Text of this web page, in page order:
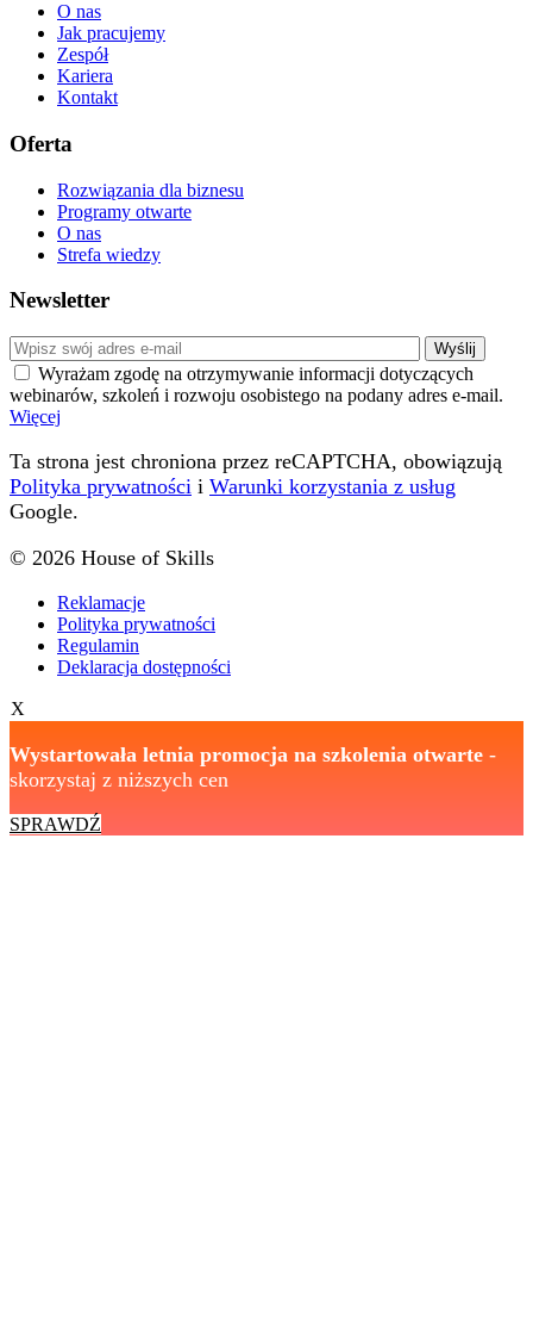
O nas
Jak pracujemy
Zespół
Kariera
Kontakt
Oferta
Rozwiązania dla biznesu
Programy otwarte
O nas
Strefa wiedzy
Newsletter
Wyrażam zgodę na otrzymywanie informacji dotyczących
webinarów, szkoleń i rozwoju osobistego na podany adres e-mail.
Więcej
Ta strona jest chroniona przez reCAPTCHA, obowiązują
Polityka prywatności i Warunki korzystania z usług
Google.
© 2026 House of Skills
Reklamacje
Polityka prywatności
Regulamin
Deklaracja dostępności
X
Wystartowała letnia promocja na szkolenia otwarte -
skorzystaj z niższych cen
SPRAWDŹ